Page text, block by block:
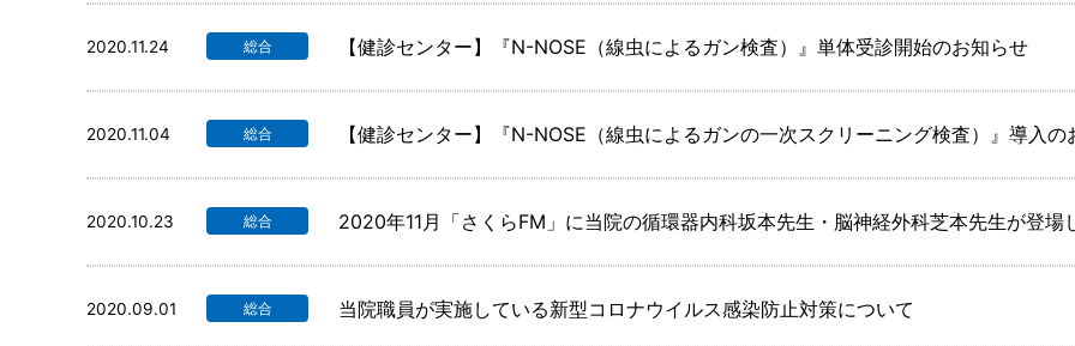
2020.11.24 総合 【健診センター】『N-NOSE（線虫によるガン検査）』単体受診開始のお知らせ
2020.11.04 総合 【健診センター】『N-NOSE（線虫によるガンの一次スクリーニング検査）』導入の
2020.10.23 総合 2020年11月「さくらFM」に当院の循環器内科坂本先生・脳神経外科芝本先生が登場
2020.09.01 総合 当院職員が実施している新型コロナウイルス感染防止対策について